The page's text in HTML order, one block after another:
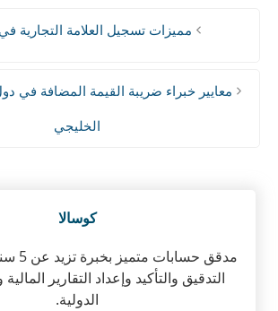
مميزات تسجيل العلامة التجارية
معايير خبراء ضريبة القيمة المضافة في
الخليجي
كوسالا
مدقق
التدقيق والتأكيد وإعداد التقارير
الدولية.